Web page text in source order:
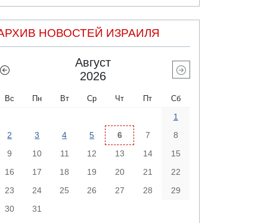
НОВОСТЕЙ ИЗРАИЛЯ
Август
2026
Вс Пн Вт Ср Чт Пт Сб
1
2
3 4 5 6 7
8
9
10 11 12 13 14
15
16
17 18 19 20 21
22
23
24 25 26 27 28
29
30
31